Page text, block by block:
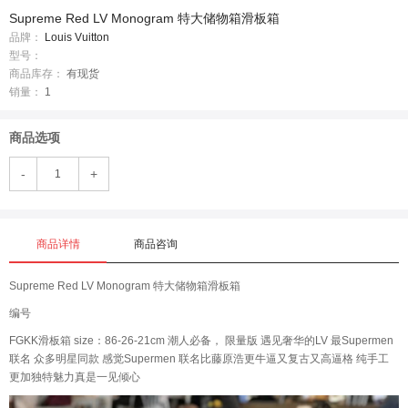
Supreme Red LV Monogram 特大储物箱滑板箱
品牌：
Louis Vuitton
型号：
商品库存： 有现货
销量：
1
商品选项
- +
商品详情 商品咨询
Supreme Red LV Monogram 特大储物箱滑板箱
编号
FGKK滑板箱 size：86-26-21cm 潮人必备， 限量版 遇见奢华的LV 最Supermen
联名 众多明星同款 感觉Supermen 联名比藤原浩更牛逼又复古又高逼格 纯手工
更加独特魅力真是一见倾心